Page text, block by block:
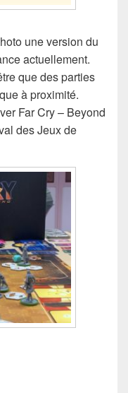
une version du
actuellement.
que des parties
à proximité.
Far Cry – Beyond
des Jeux de